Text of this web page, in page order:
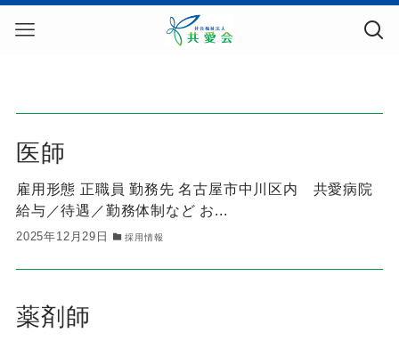
医師
雇用形態 正職員 勤務先 名古屋市中川区内 共愛病院
給与／待遇／勤務体制など お...
2025年12月29日 採用情報
薬剤師